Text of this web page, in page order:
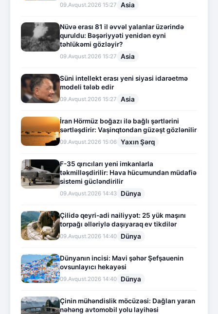
09.Avqust.2026 15:27 Asia
Nüvə erası 81 il əvvəl yalanlar üzərində
quruldu: Bəşəriyyəti yenidən eyni
təhlükəmi gözləyir?
09.Avqust.2026 15:27 Asia
Süni intellekt erası yeni siyasi idarəetmə
modeli tələb edir
09.Avqust.2026 15:27 Asia
İran Hörmüz boğazı ilə bağlı şərtlərini
sərtləşdirir: Vaşinqtondan güzəşt gözlənilir
09.Avqust.2026 15:06 Yaxın Şərq
F-35 qırıcıları yeni imkanlarla
təkmilləşdirilir: Hava hücumundan müdafiə
sistemi gücləndirilir
09.Avqust.2026 14:43 Dünya
Çilidə qeyri-adi nailiyyət: 25 yük maşını
torpağı əlləriylə daşıyaraq ev tikdilər
09.Avqust.2026 14:40 Dünya
Dünyanın incisi: Mavi şəhər Şefşauenin
ovsunlayıcı hekayəsi
09.Avqust.2026 14:40 Dünya
Çinin mühəndislik möcüzəsi: Dağları yaran
nəhəng avtomobil yolu layihəsi